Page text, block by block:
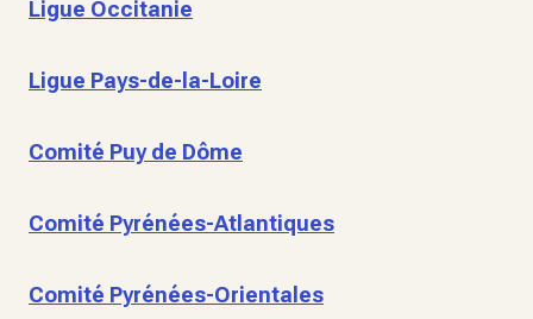
Ligue Occitanie
Ligue Pays-de-la-Loire
Comité Puy de Dôme
Comité Pyrénées-Atlantiques
Comité Pyrénées-Orientales